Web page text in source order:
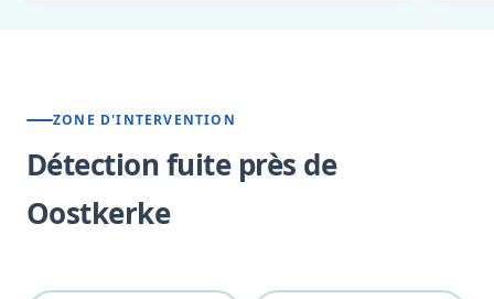
ZONE D'INTERVENTION
Détection fuite près de
Oostkerke